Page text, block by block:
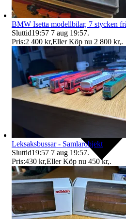
Ersättning om varan inte är som
Ersättning om du inte får din vara
BMW Isetta modellbilar, 7 stycken
Sluttid19:57 7 aug 19:57.
Pris:2 400 kr,Eller Köp nu 2 800 kr,.
Leksaksbussar - Samlarobjekt
Sluttid19:57 7 aug 19:57.
Pris:430 kr,Eller Köp nu 450 kr,.